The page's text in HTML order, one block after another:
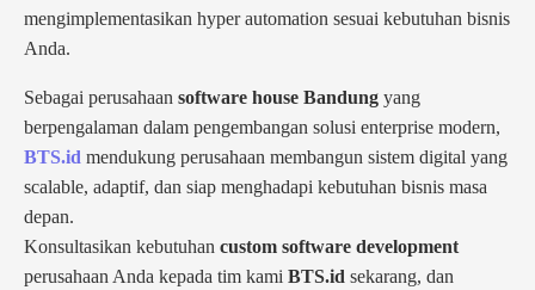
mengimplementasikan hyper automation sesuai kebutuhan bisnis
Anda.
Sebagai perusahaan software house Bandung yang
berpengalaman dalam pengembangan solusi enterprise modern,
BTS.id mendukung perusahaan membangun sistem digital yang
scalable, adaptif, dan siap menghadapi kebutuhan bisnis masa
depan.
Konsultasikan kebutuhan custom software development
perusahaan Anda kepada tim kami BTS.id sekarang, dan